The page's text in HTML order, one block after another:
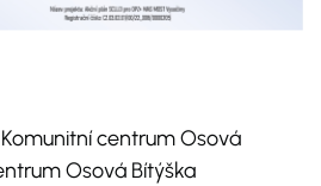
centrum Osová
Osová Bítýška